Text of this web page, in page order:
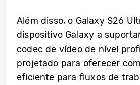
Além disso, o Galaxy S26
dispositivo Galaxy a
codec de vídeo de nível
projetado para oferecer
eficiente para fluxos de